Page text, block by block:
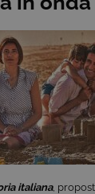
italiana,